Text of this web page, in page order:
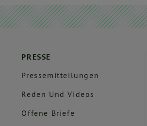
PRESSE
Pressemitteilungen
Reden Und Videos
Offene Briefe